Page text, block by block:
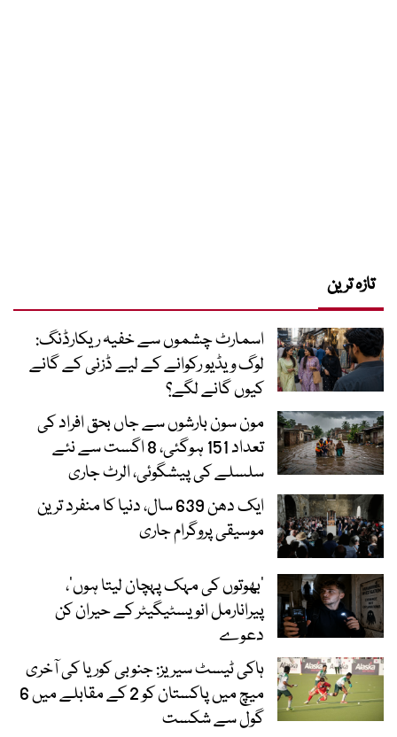
تازہ ترین
اسمارٹ چشموں سے خفیہ ریکارڈنگ:
لوگ ویڈیو رکوانے کے لیے ڈزنی کے گانے
کیوں گانے لگے؟
مون سون بارشوں سے جاں بحق افراد کی
تعداد 151 ہوگئی، 8 اگست سے نئے
سلسلے کی پیشگوئی، الرٹ جاری
ایک دھن 639 سال، دنیا کا منفرد ترین
موسیقی پروگرام جاری
‘بھوتوں کی مہک پہچان لیتا ہوں’،
پیرانارمل انویسٹیگیٹر کے حیران کن
دعوے
ہاکی ٹیسٹ سیریز: جنوبی کوریا کی آخری
میچ میں پاکستان کو 2 کے مقابلے میں 6
گول سے شکست